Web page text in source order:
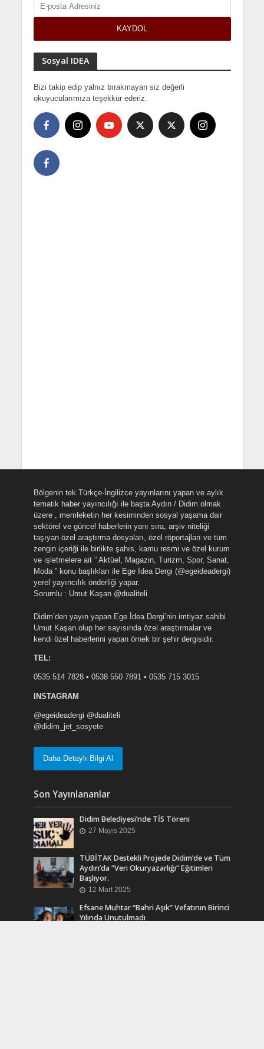
Sosyal IDEA
Bizi takip edip yalnız bırakmayan siz değerli
okuyucularımıza teşekkür ederiz.
Bölgenin tek Türkçe-İngilizce yayınlarını yapan ve aylık
tematik haber yayıncılığı ile başta Aydın / Didim olmak
üzere , memleketin her kesiminden sosyal yaşama dair
sektörel ve güncel haberlerin yanı sıra, arşiv niteliği
taşıyan özel araştırma dosyaları, özel röportajları ve tüm
zengin içeriği ile birlikte şahıs, kamu resmi ve özel kurum
ve işletmelere ait ” Aktüel, Magazin, Turizm, Spor, Sanat,
Moda ” konu başlıkları ile Ege İdea Dergi (@egeideadergi)
yerel yayıncılık önderliği yapar.
Sorumlu : Umut Kaşan @dualiteli
Didim’den yayın yapan Ege İdea Dergi’nin imtiyaz sahibi
Umut Kaşan olup her sayısında özel araştırmalar ve
kendi özel haberlerini yapan örnek bir şehir dergisidir.
TEL:
0535 514 7828 • 0538 550 7891 • 0535 715 3015
INSTAGRAM
@egeideadergi @dualiteli
@didim_jet_sosyete
Daha Detaylı Bilgi Al
Son Yayınlananlar
Didim Belediyesi’nde TİS Töreni
27 Mayıs 2025
TÜBİTAK Destekli Projede Didim’de ve Tüm
Aydın’da “Veri Okuryazarlığı” Eğitimleri
Başlıyor.
12 Mart 2025
Efsane Muhtar “Bahri Aşık” Vefatının Birinci
Yılında Unutulmadı